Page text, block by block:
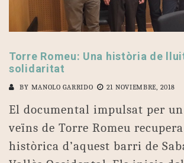
Torre Romeu: Una història de
solidaritat
BY MANOLO GARRIDO 21 NOVIEMBRE, 2018
El documental impulsat per
veïns de Torre Romeu
històrica d’aquest barri de